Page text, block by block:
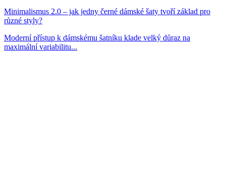
Minimalismus 2.0 – jak jedny černé dámské šaty tvoří základ pro
různé styly?
Moderní přístup k dámskému šatníku klade velký důraz na
maximální variabilitu...